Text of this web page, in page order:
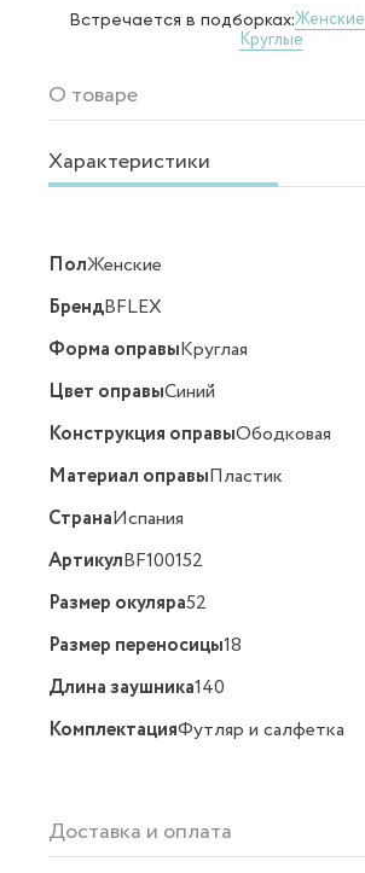
Встречается в подборках:Женские
Круглые
О товаре
Характеристики
ПолЖенские
БрендBFLEX
Форма оправыКруглая
Цвет оправыСиний
Конструкция оправыОбодковая
Материал оправыПластик
СтранаИспания
АртикулBF100152
Размер окуляра52
Размер переносицы18
Длина заушника140
КомплектацияФутляр и салфетка
Доставка и оплата